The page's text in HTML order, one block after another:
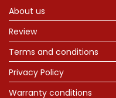
About us
Review
Terms and conditions
Privacy Policy
Warranty conditions